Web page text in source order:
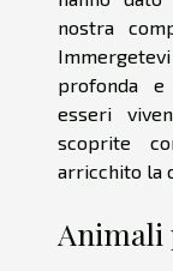
nostra
profonda
esseri
scoprite
arricchito la
Animali